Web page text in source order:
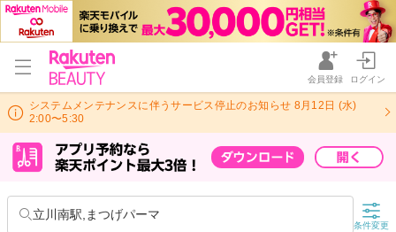
会員登録 ログイン
システムメンテナンスに伴うサービス停止のお知らせ 8月12日 (水)
2:00〜5:30
立川南駅,まつげパーマ
条件変更